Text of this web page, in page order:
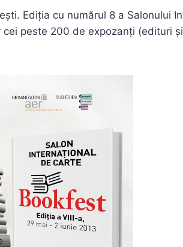
Ediția cu numărul 8 a Salonului
peste 200 de expozanți (edituri